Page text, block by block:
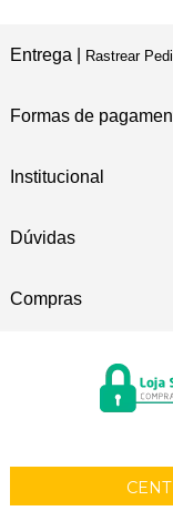
Entrega | Rastrear
Formas de
Institucional
Dúvidas
Compras